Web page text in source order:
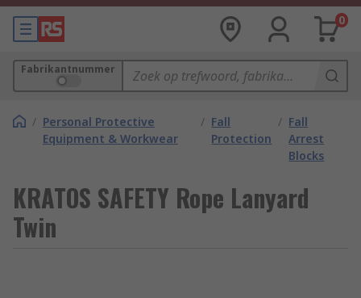
0
Fabrikantnummer
/ Personal Protective
Equipment & Workwear
/ Fall
Protection
/ Fall
Arrest
Blocks
KRATOS SAFETY Rope Lanyard
Twin